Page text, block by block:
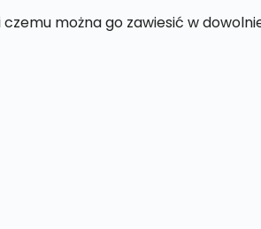
można go zawiesić w